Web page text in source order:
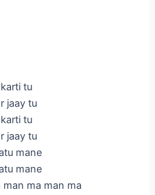
tu
jaay tu
tu
jaay tu
mane
mane
ma man ma